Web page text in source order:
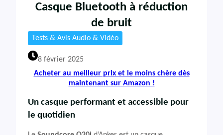
Casque Bluetooth à réduction
de bruit
Tests & Avis Audio & Vidéo
8 février 2025
Acheter au meilleur prix et le moins chère dès
maintenant sur Amazon !
Un casque performant et accessible pour
le quotidien